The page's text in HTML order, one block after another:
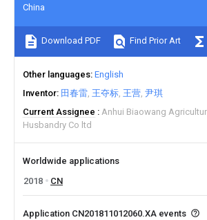
China
Download PDF Find Prior Art
Other languages English
Inventor 田春雷 王夺标 王营 尹琪
Current Assignee
Anhui Biaowang
Husbandry Co ltd
Worldwide applications
2018
CN
Application CN201811012060.XA events